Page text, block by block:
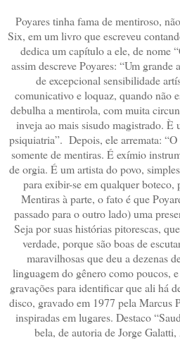
Poyares tinha fama de mentiroso,
Six, em um livro que escreveu
dedica um capítulo a ele, de nome
assim descreve Poyares: “Um
de excepcional sensibilidade
comunicativo e loquaz, quando não
debulha a mentirola, com muita
inveja ao mais sisudo magistrado. È
psiquiatria”. Depois, ele arremata:
somente de mentiras. É exímio
de orgia. É um artista do povo,
para exibir-se em qualquer boteco,
Mentiras à parte, o fato é que
passado para o outro lado) uma
Seja por suas histórias pitorescas,
verdade, porque são boas de
maravilhosas que deu a dezenas
linguagem do gênero como poucos,
gravações para identificar que ali há
disco, gravado em 1977 pela Marcus
inspiradas em lugares. Destaco
bela, de autoria de Jorge